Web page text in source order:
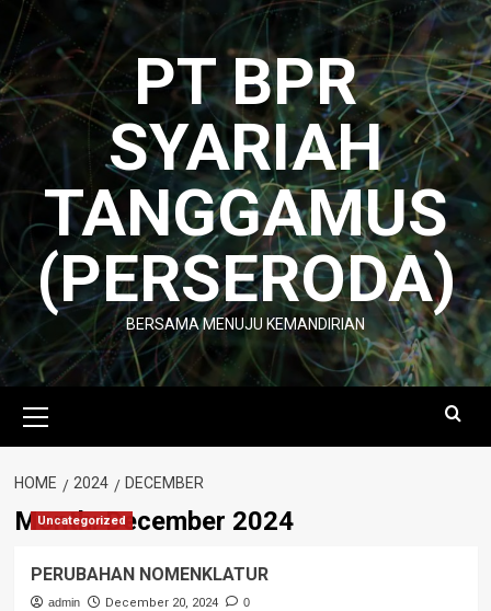
Skip
to
content
PT BPR
SYARIAH
TANGGAMUS
(PERSERODA)
BERSAMA MENUJU KEMANDIRIAN
Menu
HOME 2024 DECEMBER
Month:December 2024
Uncategorized
PERUBAHAN NOMENKLATUR
admin December 20, 2024 0